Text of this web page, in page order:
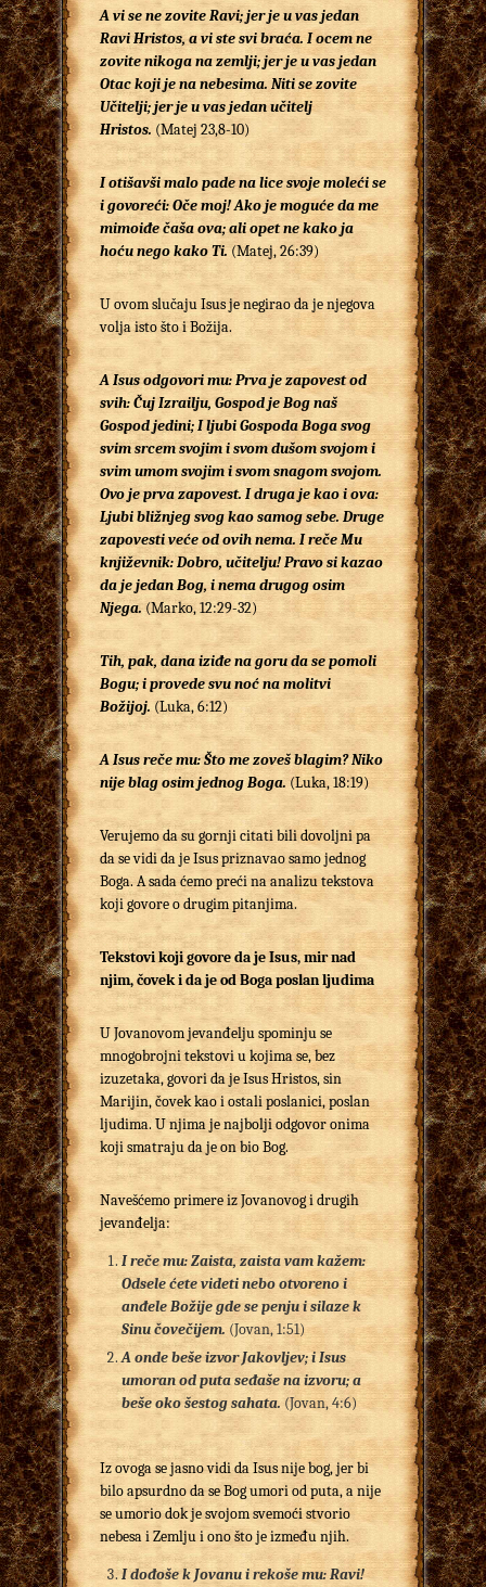
A vi se ne zovite Ravi; jer je u vas jedan
Ravi Hristos, a vi ste svi braća. I ocem ne
zovite nikoga na zemlji; jer je u vas jedan
Otac koji je na nebesima. Niti se zovite
Učitelji; jer je u vas jedan učitelj
Hristos. (Matej 23,8-10)
I otišavši malo pade na lice svoje moleći se
i govoreći: Oče moj! Ako je moguće da me
mimoiđe čaša ova; ali opet ne kako ja
hoću nego kako Ti.(Matej, 26:39)
U ovom slučaju Isus je negirao da je njegova
volja isto što i Božija.
A Isus odgovori mu: Prva je zapovest od
svih: Čuj Izrailju, Gospod je Bog naš
Gospod jedini; I ljubi Gospoda Boga svog
svim srcem svojim i svom dušom svojom i
svim umom svojim i svom snagom svojom.
Ovo je prva zapovest. I druga je kao i ova:
Ljubi bližnjeg svog kao samog sebe. Druge
zapovesti veće od ovih nema. I reče Mu
književnik: Dobro, učitelju! Pravo si kazao
da je jedan Bog, i nema drugog osim
Njega.(Marko, 12:29-32)
Tih, pak, dana iziđe na goru da se pomoli
Bogu; i provede svu noć na molitvi
Božijoj. (Luka, 6:12)
A Isus reče mu: Što me zoveš blagim? Niko
nije blag osim jednog Boga.(Luka, 18:19)
Verujemo da su gornji citati bili dovoljni pa
da se vidi da je Isus priznavao samo jednog
Boga. A sada ćemo preći na analizu tekstova
koji govore o drugim pitanjima.
Tekstovi koji govoreda jeIsus, mir nad
njim,čovek i da je odBoga poslan ljudima
U Jovanovom jevanđelju spominju se
mnogobrojni tekstovi u kojima se, bez
izuzetaka, govori da je Isus Hristos, sin
Marijin, čovek kao i ostali poslanici, poslan
ljudima. U njima je najbolji odgovor onima
koji smatraju da je on bio Bog.
Navešćemo primere iz Jovanovog i drugih
jevanđelja:
I reče mu: Zaista, zaista vam kažem:
Odsele ćete videti nebo otvoreno i
anđele Božije gde se penju i silaze k
Sinu čovečijem. (Jovan, 1:51)
A onde beše izvor Jakovljev; i Isus
umoran od puta seđaše na izvoru; a
beše oko šestog sahata.(Jovan, 4:6)
Iz ovoga se jasno vidi da Isus nije bog, jer bi
bilo apsurdno da se Bog umori od puta, a nije
se umorio dok je svojom svemoći stvorio
nebesa i Zemlju i ono što je između njih.
I dođoše k Jovanu i rekoše mu: Ravi!